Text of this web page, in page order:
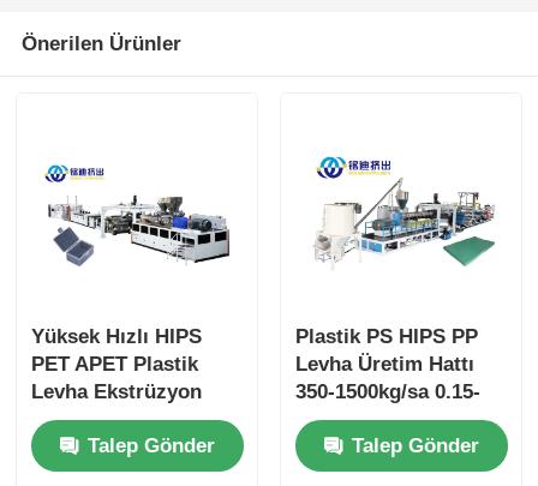
Önerilen Ürünler
Yüksek Hızlı HIPS
PET APET Plastik
Levha Ekstrüzyon
Hattı CE Onaylı
Talep Gönder
Plastik PS HIPS PP
Levha Üretim Hattı
350-1500kg/sa 0.15-
2.0mm Kalınlık
Talep Gönder